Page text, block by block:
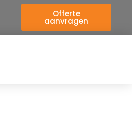
Offerte
aanvragen